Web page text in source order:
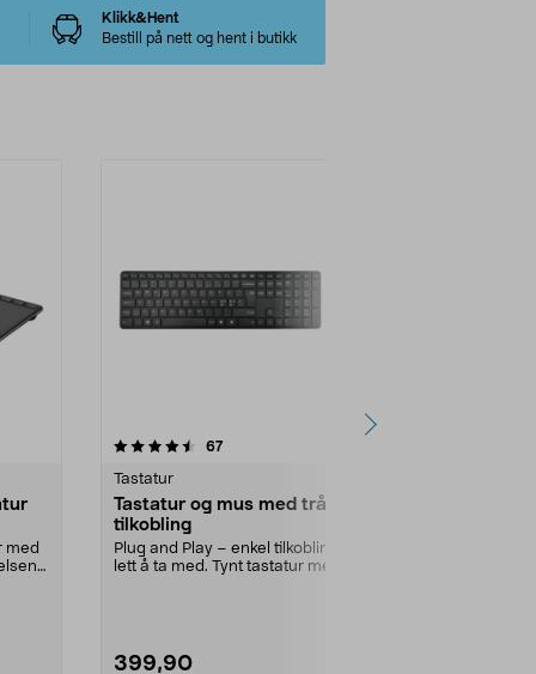
Klikk&Hent
Bestill på nett og hent i butikk
med
67anmeldelser
Tastatur
Tastatur og mus med trådløs
tilkobling
Plug and Play – enkel tilkobling og
lett å ta med. Tynt tastatur med
399,90
4.5 av 5 stjerner